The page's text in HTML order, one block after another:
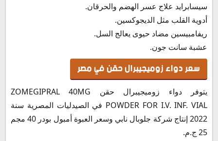
سيسابرايد علاج عسر الهضم والحرقان.
أدوية القلب مثل الديجوكسين.
ريفامبيسين مضاد حيوى يعالج السل.
عشبة سانت جون.
سعر دواء زوميجيبرال حقن في مصر
يتوفر دواء زوميجيبرال حقن ZOMEGIPRAL 40MG
POWDER FOR I.V. INF. VIAL في الصيدليات المصرية سنة
2022 إنتاج شركة جلوبال نابي وسعر العبوة أمبول بودر 40 مجم
25 ج.م.